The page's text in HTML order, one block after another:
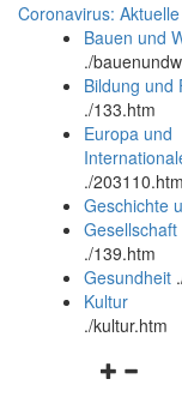
Coronavirus:
Bauen und
./
Bildung und
./133.htm
Europa und
./203110.htm
Geschichte
./139.htm
Gesundheit .
Kultur
./kultur.htm